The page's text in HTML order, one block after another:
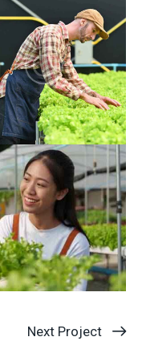
Next Project